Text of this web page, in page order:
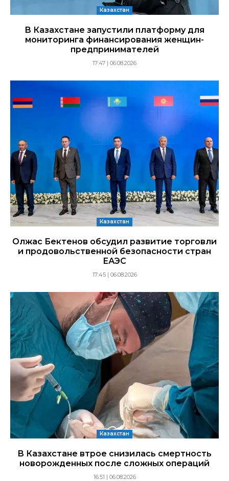
Казахстан
В Казахстане запустили платформу для
мониторинга финансирования женщин-
предпринимателей
17:47 | 06.08.2026
Казахстан
Олжас Бектенов обсудил развитие торговли
и продовольственной безопасности стран
ЕАЭС
17:45 | 06.08.2026
Казахстан
В Казахстане втрое снизилась смертность
новорожденных после сложных операций
16:51 | 06.08.2026